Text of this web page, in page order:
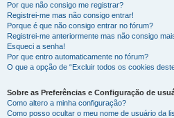
Por que não consigo me registrar?
Registrei-me mas não consigo entrar!
Porque é que não consigo entrar no fórum?
Registrei-me anteriormente mas não consigo
Esqueci a senha!
Por que entro automaticamente no fórum?
O que a opção de “Excluir todos os cookies
Sobre as Preferências e Configuração de
Como altero a minha configuração?
Como posso ocultar o meu nome de usuário da